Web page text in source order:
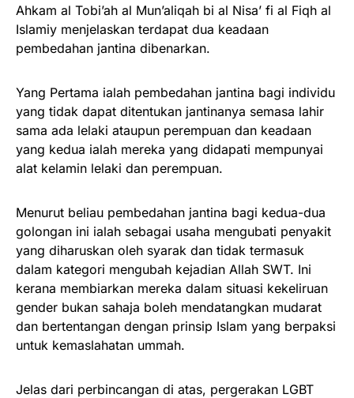
Ahkam al Tobi’ah al Mun’aliqah bi al Nisa’ fi al Fiqh al
Islamiy menjelaskan terdapat dua keadaan
pembedahan jantina dibenarkan.
Yang Pertama ialah pembedahan jantina bagi individu
yang tidak dapat ditentukan jantinanya semasa lahir
sama ada lelaki ataupun perempuan dan keadaan
yang kedua ialah mereka yang didapati mempunyai
alat kelamin lelaki dan perempuan.
Menurut beliau pembedahan jantina bagi kedua-dua
golongan ini ialah sebagai usaha mengubati penyakit
yang diharuskan oleh syarak dan tidak termasuk
dalam kategori mengubah kejadian Allah SWT. Ini
kerana membiarkan mereka dalam situasi kekeliruan
gender bukan sahaja boleh mendatangkan mudarat
dan bertentangan dengan prinsip Islam yang berpaksi
untuk kemaslahatan ummah.
Jelas dari perbincangan di atas, pergerakan LGBT